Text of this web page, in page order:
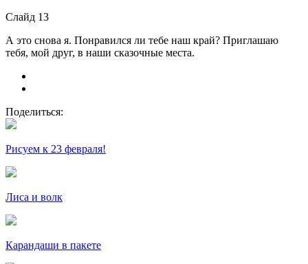
Слайд 13
А это снова я. Понравился ли тебе наш край? Приглашаю
тебя, мой друг, в наши сказочные места.
Поделиться:
Рисуем к 23 февраля!
Лиса и волк
Карандаши в пакете